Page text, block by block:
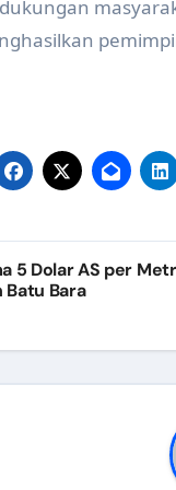
Koordinasi
Lapangan Sanitasi
Forum Komunikasi
Lokasi Khusus
QRIS pada
Kaji Tiru Aplikasi
5 Dolar AS per
Batu Bara